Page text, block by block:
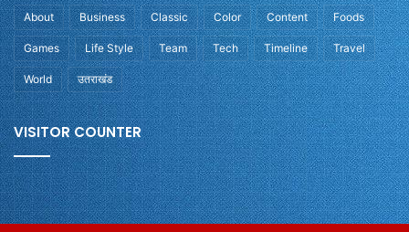
About Business Classic Color Content Foods
Games Life Style Team Tech Timeline Travel
World उतराखंड
VISITOR COUNTER